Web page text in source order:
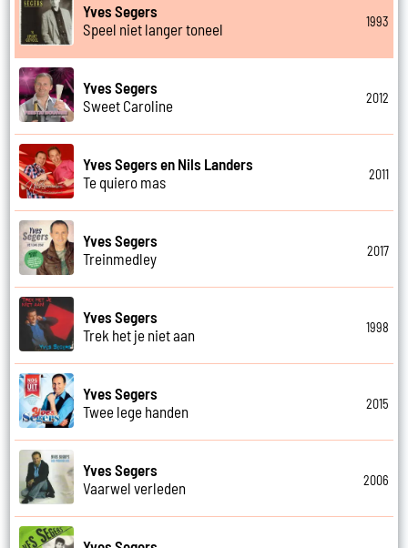
Yves Segers
Speel niet langer toneel
1993
Yves Segers
Sweet Caroline
2012
Yves Segers en Nils Landers
Te quiero mas
2011
Yves Segers
Treinmedley
2017
Yves Segers
Trek het je niet aan
1998
Yves Segers
Twee lege handen
2015
Yves Segers
Vaarwel verleden
2006